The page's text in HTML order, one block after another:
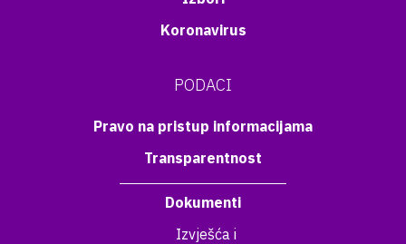
Koronavirus
PODACI
Pravo na pristup informacijama
Transparentnost
Dokumenti
Izvješća i